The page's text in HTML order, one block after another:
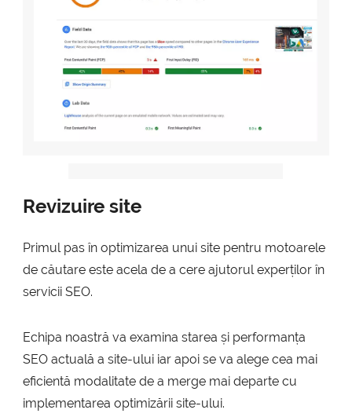
Revizuire site
Primul pas în optimizarea unui site pentru motoarele
de căutare este acela de a cere ajutorul experților în
servicii SEO.
Echipa noastră va examina starea și performanța
SEO actuală a site-ului iar apoi se va alege cea mai
eficientă modalitate de a merge mai departe cu
implementarea optimizării site-ului.